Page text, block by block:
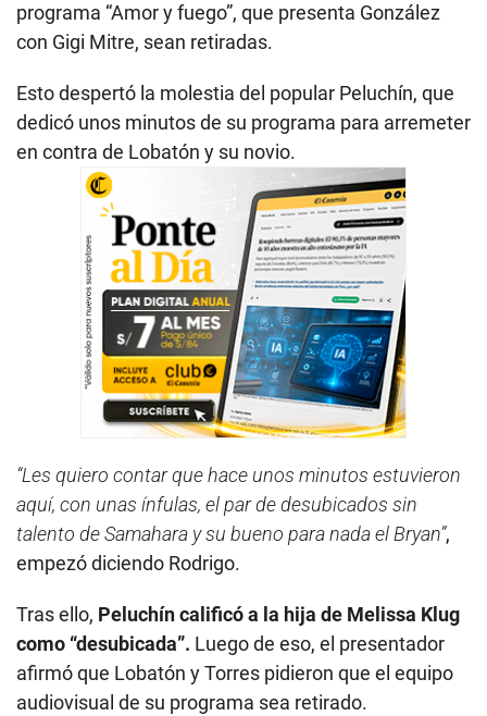
programa “Amor y fuego”, que presenta González
con Gigi Mitre, sean retiradas.
Esto despertó la molestia del popular Peluchín, que
dedicó unos minutos de su programa para arremeter
en contra de Lobatón y su novio.
“Les quiero contar que hace unos minutos estuvieron
aquí, con unas ínfulas, el par de desubicados sin
talento de Samahara y su bueno para nada el Bryan”,
empezó diciendo Rodrigo.
Tras ello, Peluchín calificó a la hija de Melissa Klug
como “desubicada”. Luego de eso, el presentador
afirmó que Lobatón y Torres pidieron que el equipo
audiovisual de su programa sea retirado.